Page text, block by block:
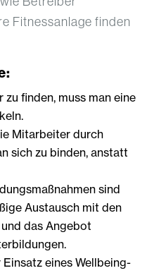
Fitnessanlage finden
finden, muss man eine
Mitarbeiter durch
sich zu binden, anstatt
sind
Austausch mit den
das Angebot
eines Wellbeing-